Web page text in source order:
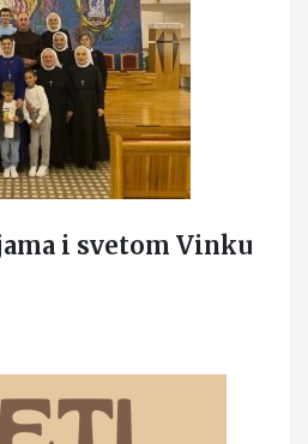
i svetom Vinku